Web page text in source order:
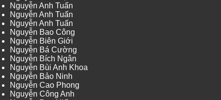
Nguyễn Anh Tuấn
Nguyễn Anh Tuấn
Nguyễn Anh Tuấn
Nguyễn Bao Công
Nguyễn Biên Giới
Nguyễn Bá Cường
Nguyễn Bích Ngân
Nguyễn Bùi Anh Khoa
Nguyễn Bảo Ninh
Nguyễn Cao Phong
Nguyễn Công Anh